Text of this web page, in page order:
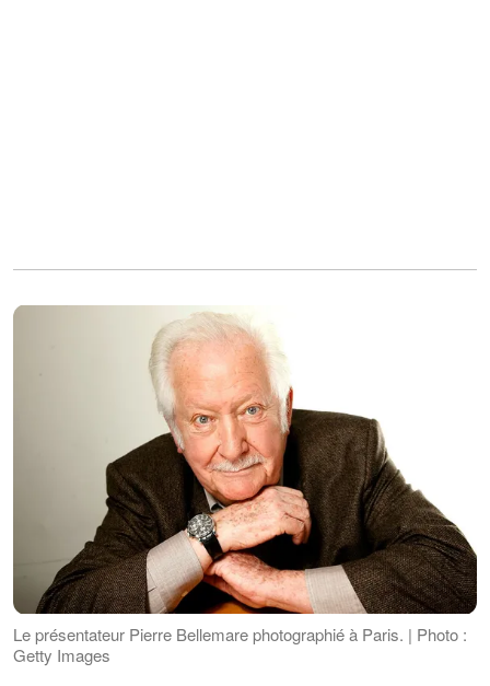
Le présentateur Pierre Bellemare photographié à Paris. | Photo :
Getty Images